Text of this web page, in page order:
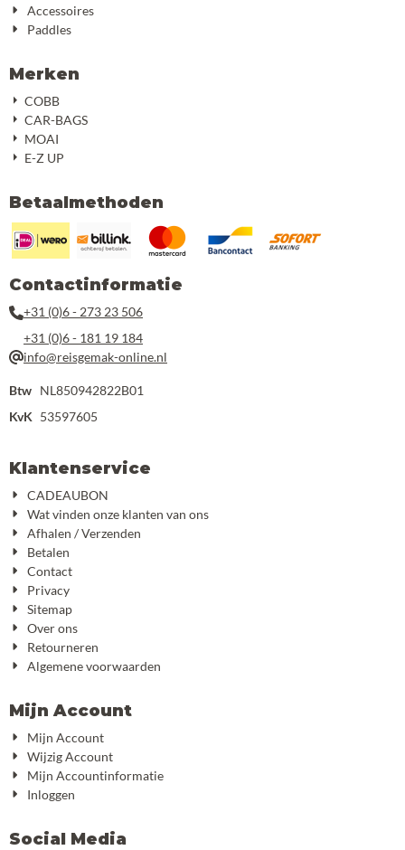
Accessoires
Paddles
Merken
COBB
CAR-BAGS
MOAI
E-Z UP
Betaalmethoden
Contactinformatie
+31 (0)6 - 273 23 506
+31 (0)6 - 181 19 184
info@reisgemak-online.nl
Btw NL850942822B01
KvK 53597605
Klantenservice
CADEAUBON
Wat vinden onze klanten van ons
Afhalen / Verzenden
Betalen
Contact
Privacy
Sitemap
Over ons
Retourneren
Algemene voorwaarden
Mijn Account
Mijn Account
Wijzig Account
Mijn Accountinformatie
Inloggen
Social Media